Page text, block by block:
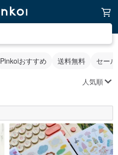
Pinkoiおすすめ 送料無料 セー
人気順